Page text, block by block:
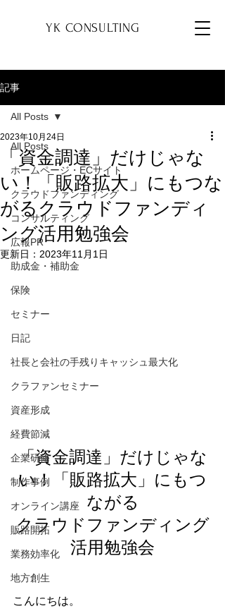
YK CONSULTING
記事
All Posts
ホームページ・ECサイト
クラウドファンディング
コンサルティング
広報PR
助成金・補助金
保険
セミナー
日記
社長と会社の手残りキャッシュ最大化
クラファンセミナー
資産形成
経費節減
企業研修
制作事例
オンライン講座
販路開拓
業務効率化
地方創生
All Posts
「資金調達」だけじゃな
い！「販路拡大」にもつな
がるクラウドファンディ
ング活用勉強会
2023年10月24日
更新日： 2023年11月1日
「資金調達」だけじゃな
い！「販路拡大」にもつ
ながる
クラウドファンディング
活用勉強会
こんにちは。